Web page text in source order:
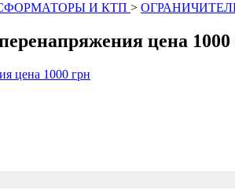
И КТП >
цена 1000